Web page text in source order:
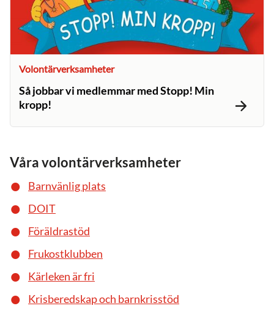
Volontärverksamheter
Så jobbar vi medlemmar med Stopp! Min
kropp!
Våra volontärverksamheter
Barnvänlig plats
DOIT
Föräldrastöd
Frukostklubben
Kärleken är fri
Krisberedskap och barnkrisstöd